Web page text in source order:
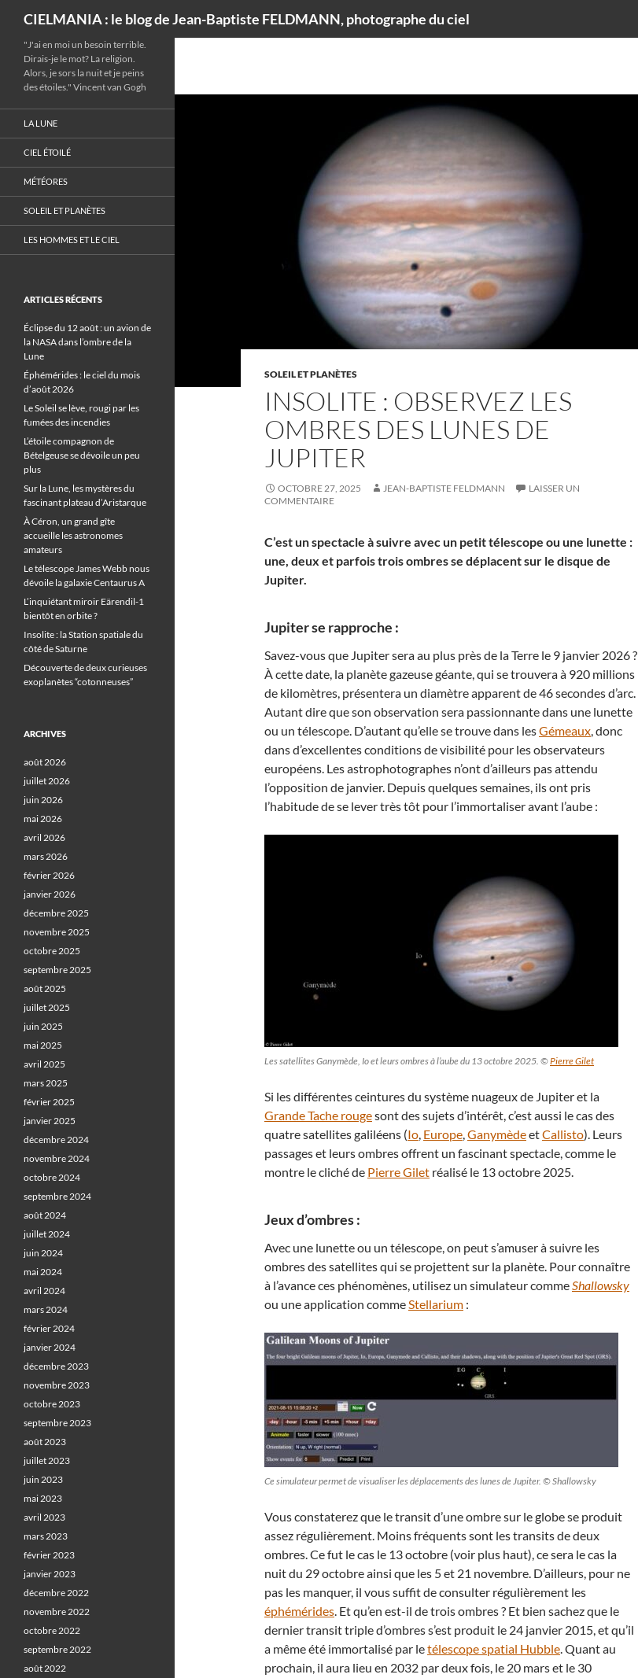
CIELMANIA : le blog de Jean-Baptiste FELDMANN, photographe du ciel
SOLEIL ET PLANÈTES
INSOLITE : OBSERVEZ LES
OMBRES DES LUNES DE
JUPITER
OCTOBRE 27, 2025 JEAN-BAPTISTE FELDMANN
LAISSER UN
COMMENTAIRE
C’est un spectacle à suivre avec un petit télescope ou une lunette :
une, deux et parfois trois ombres se déplacent sur le disque de
Jupiter.
Jupiter se rapproche :
Savez-vous que Jupiter sera au plus près de la Terre le 9 janvier 2026 ?
À cette date, la planète gazeuse géante, qui se trouvera à 920 millions
de kilomètres, présentera un diamètre apparent de 46 secondes d’arc.
Autant dire que son observation sera passionnante dans une lunette
ou un télescope. D’autant qu’elle se trouve dans lesGémeaux, donc
dans d’excellentes conditions de visibilité pour les observateurs
européens. Les astrophotographes n’ont d’ailleurs pas attendu
l’opposition de janvier. Depuis quelques semaines, ils ont pris
l’habitude de se lever très tôt pour l’immortaliser avant l’aube :
Les satellites Ganymède, Io et leurs ombres à l’aube du 13 octobre 2025. ©Pierre Gilet
Si les différentes ceintures du système nuageux de Jupiter et la
Grande Tache rougesont des sujets d’intérêt, c’est aussi le cas des
quatre satellites galiléens (Io, Europe,GanymèdeetCallisto). Leurs
passages et leurs ombres offrent un fascinant spectacle, comme le
montre le cliché de Pierre Gilet réalisé le 13 octobre 2025.
Jeux d’ombres :
Avec une lunette ou un télescope, on peut s’amuser à suivre les
ombres des satellites qui se projettent sur la planète. Pour connaître
à l’avance ces phénomènes, utilisez un simulateur commeShallowsky
ou une application commeStellarium :
Ce simulateur permet de visualiser les déplacements des lunes de Jupiter. © Shallowsky
Vous constaterez que le transit d’une ombre sur le globe se produit
assez régulièrement. Moins fréquents sont les transits de deux
ombres. Ce fut le cas le 13 octobre (voir plus haut), ce sera le cas la
nuit du 29 octobre ainsi que les 5 et 21 novembre. D’ailleurs, pour ne
pas les manquer, il vous suffit de consulter régulièrement les
éphémérides. Et qu’en est-il de trois ombres ? Et bien sachez que le
dernier transit triple d’ombres s’est produit le 24 janvier 2015, et qu’il
a même été immortalisé par letélescope spatial Hubble. Quant au
prochain, il aura lieu en 2032 par deux fois, le 20 mars et le 30
"J'ai en moi un besoin terrible.
Dirais-je le mot? La religion.
Alors, je sors la nuit et je peins
des étoiles." Vincent van Gogh
LA LUNE
CIEL ÉTOILÉ
MÉTÉORES
SOLEIL ET PLANÈTES
LES HOMMES ET LE CIEL
ARTICLES RÉCENTS
Éclipse du 12 août : un avion de
la NASA dans l’ombre de la
Lune
Éphémérides : le ciel du mois
d’août 2026
Le Soleil se lève, rougi par les
fumées des incendies
L’étoile compagnon de
Bételgeuse se dévoile un peu
plus
Sur la Lune, les mystères du
fascinant plateau d’Aristarque
À Céron, un grand gîte
accueille les astronomes
amateurs
Le télescope James Webb nous
dévoile la galaxie Centaurus A
L’inquiétant miroir Eärendil-1
bientôt en orbite ?
Insolite : la Station spatiale du
côté de Saturne
Découverte de deux curieuses
exoplanètes “cotonneuses”
ARCHIVES
août 2026
juillet 2026
juin 2026
mai 2026
avril 2026
mars 2026
février 2026
janvier 2026
décembre 2025
novembre 2025
octobre 2025
septembre 2025
août 2025
juillet 2025
juin 2025
mai 2025
avril 2025
mars 2025
février 2025
janvier 2025
décembre 2024
novembre 2024
octobre 2024
septembre 2024
août 2024
juillet 2024
juin 2024
mai 2024
avril 2024
mars 2024
février 2024
janvier 2024
décembre 2023
novembre 2023
octobre 2023
septembre 2023
août 2023
juillet 2023
juin 2023
mai 2023
avril 2023
mars 2023
février 2023
janvier 2023
décembre 2022
novembre 2022
octobre 2022
septembre 2022
août 2022